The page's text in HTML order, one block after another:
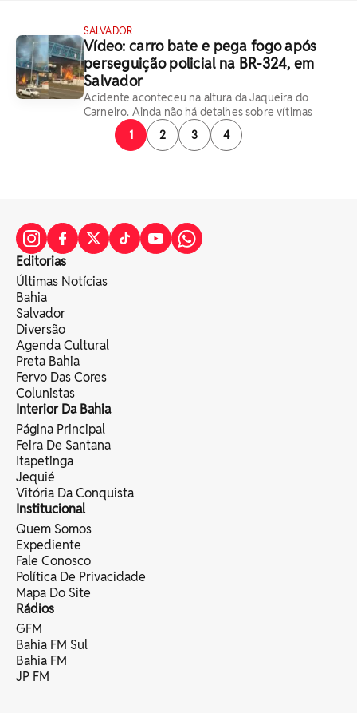
SALVADOR
Vídeo: carro bate e pega fogo após
perseguição policial na BR-324, em
Salvador
Acidente aconteceu na altura da Jaqueira do
Carneiro. Ainda não há detalhes sobre vítimas
1
2 3 4
Editorias
Últimas Notícias
Bahia
Salvador
Diversão
Agenda Cultural
Preta Bahia
Fervo Das Cores
Colunistas
Interior Da Bahia
Página Principal
Feira De Santana
Itapetinga
Jequié
Vitória Da Conquista
Institucional
Quem Somos
Expediente
Fale Conosco
Política De Privacidade
Mapa Do Site
Rádios
GFM
Bahia FM Sul
Bahia FM
JP FM